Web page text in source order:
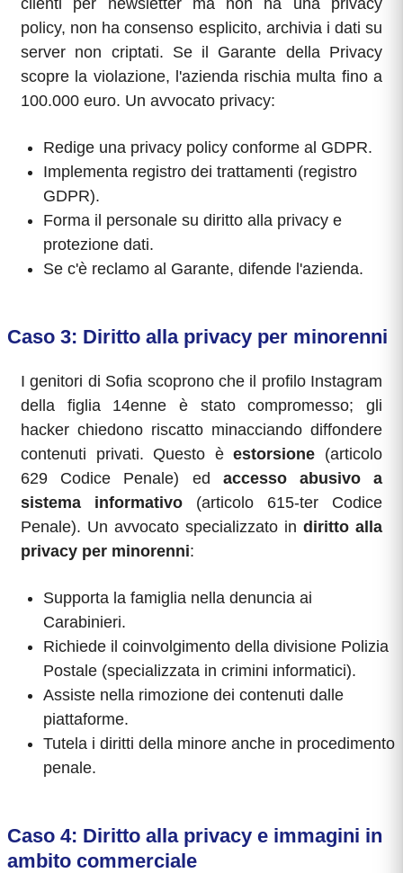
clienti per newsletter ma non ha una privacy
policy, non ha consenso esplicito, archivia i dati su
server non criptati. Se il Garante della Privacy
scopre la violazione, l'azienda rischia multa fino a
100.000 euro. Un avvocato privacy:
Redige una privacy policy conforme al GDPR.
Implementa registro dei trattamenti (registro
GDPR).
Forma il personale su diritto alla privacy e
protezione dati.
Se c'è reclamo al Garante, difende l'azienda.
Caso 3: Diritto alla privacy per minorenni
I genitori di Sofia scoprono che il profilo Instagram
della figlia 14enne è stato compromesso; gli
hacker chiedono riscatto minacciando diffondere
contenuti privati. Questo èestorsione (articolo
629 Codice Penale) ed accesso abusivo a
sistema informativo (articolo 615-ter Codice
Penale). Un avvocato specializzato in diritto alla
privacy per minorenni:
Supporta la famiglia nella denuncia ai
Carabinieri.
Richiede il coinvolgimento della divisione Polizia
Postale (specializzata in crimini informatici).
Assiste nella rimozione dei contenuti dalle
piattaforme.
Tutela i diritti della minore anche in procedimento
penale.
Caso 4: Diritto alla privacy e immagini in
ambito commerciale